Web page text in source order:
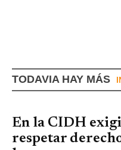
TODAVIA HAY MÁS
En la CIDH
respetar